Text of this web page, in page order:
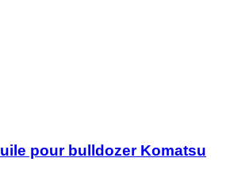
pour bulldozer Komatsu